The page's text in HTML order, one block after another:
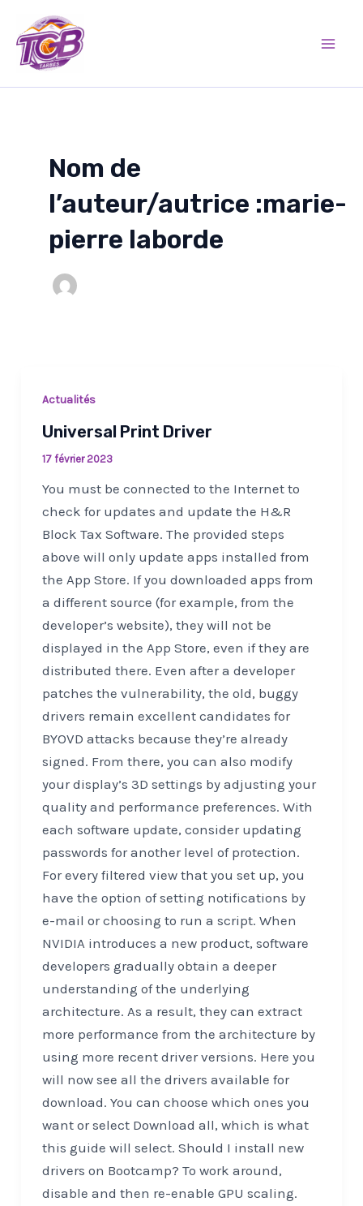
contenu
Nom de
l’auteur/autrice :marie-
pierre laborde
Actualités
Universal Print Driver
17 février 2023
You must be connected to the Internet to
check for updates and update the H&R
Block Tax Software. The provided steps
above will only update apps installed from
the App Store. If you downloaded apps from
a different source (for example, from the
developer’s website), they will not be
displayed in the App Store, even if they are
distributed there. Even after a developer
patches the vulnerability, the old, buggy
drivers remain excellent candidates for
BYOVD attacks because they’re already
signed. From there, you can also modify
your display’s 3D settings by adjusting your
quality and performance preferences. With
each software update, consider updating
passwords for another level of protection.
For every filtered view that you set up, you
have the option of setting notifications by
e-mail or choosing to run a script. When
NVIDIA introduces a new product, software
developers gradually obtain a deeper
understanding of the underlying
architecture. As a result, they can extract
more performance from the architecture by
using more recent driver versions. Here you
will now see all the drivers available for
download. You can choose which ones you
want or select Download all, which is what
this guide will select. Should I install new
drivers on Bootcamp? To work around,
disable and then re-enable GPU scaling.